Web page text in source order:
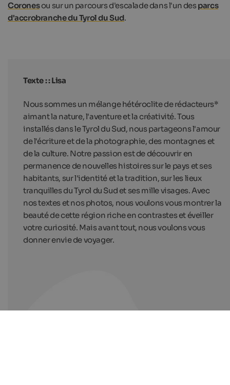
Coronesou sur un parcours d'escalade dans l'un desparcs
d'accrobranche du Tyrol du Sud.
Texte : : Lisa
Nous sommes un mélange hétéroclite de rédacteurs*
aimant la nature, l'aventure et la créativité. Tous
installés dans le Tyrol du Sud, nous partageons l'amour
de l'écriture et de la photographie, des montagnes et
de la culture. Notre passion est de découvrir en
permanence de nouvelles histoires sur le pays et ses
habitants, sur l'identité et la tradition, sur les lieux
tranquilles du Tyrol du Sud et ses mille visages. Avec
nos textes et nos photos, nous voulons vous montrer la
beauté de cette région riche en contrastes et éveiller
votre curiosité. Mais avant tout, nous voulons vous
donner envie de voyager.